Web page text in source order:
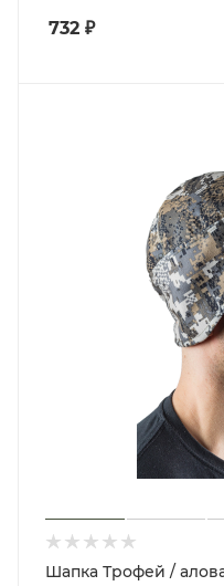
732 ₽
Шапка Трофей /